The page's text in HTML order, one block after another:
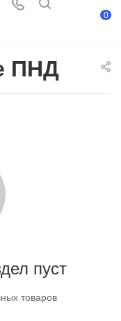
0
ПНД
пуст
товаров